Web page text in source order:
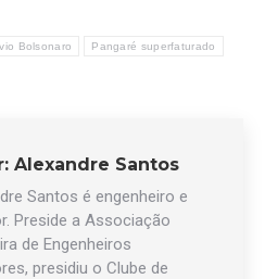
Bolsonaro Pangaré superfaturado
Alexandre Santos
Santos é engenheiro e
Preside a Associação
de Engenheiros
presidiu o Clube de